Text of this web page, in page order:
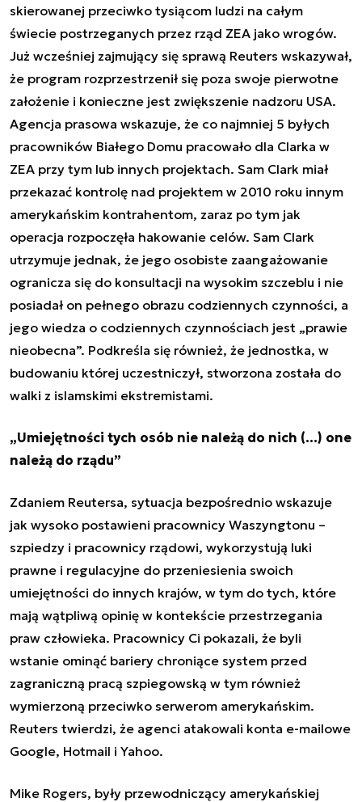
skierowanej przeciwko tysiącom ludzi na całym
świecie postrzeganych przez rząd ZEA jako wrogów.
Już wcześniej zajmujący się sprawą Reuters wskazywał,
że program rozprzestrzenił się poza swoje pierwotne
założenie i konieczne jest zwiększenie nadzoru USA.
Agencja prasowa wskazuje, że co najmniej 5 byłych
pracowników Białego Domu pracowało dla Clarka w
ZEA przy tym lub innych projektach. Sam Clark miał
przekazać kontrolę nad projektem w 2010 roku innym
amerykańskim kontrahentom, zaraz po tym jak
operacja rozpoczęła hakowanie celów. Sam Clark
utrzymuje jednak, że jego osobiste zaangażowanie
ogranicza się do konsultacji na wysokim szczeblu i nie
posiadał on pełnego obrazu codziennych czynności, a
jego wiedza o codziennych czynnościach jest „prawie
nieobecna”. Podkreśla się również, że jednostka, w
budowaniu której uczestniczył, stworzona została do
walki z islamskimi ekstremistami.
„Umiejętności tych osób nie należą do nich (...) one
należą do rządu”
Zdaniem Reutersa, sytuacja bezpośrednio wskazuje
jak wysoko postawieni pracownicy Waszyngtonu –
szpiedzy i pracownicy rządowi, wykorzystują luki
prawne i regulacyjne do przeniesienia swoich
umiejętności do innych krajów, w tym do tych, które
mają wątpliwą opinię w kontekście przestrzegania
praw człowieka. Pracownicy Ci pokazali, że byli
wstanie ominąć bariery chroniące system przed
zagraniczną pracą szpiegowską w tym również
wymierzoną przeciwko serwerom amerykańskim.
Reuters twierdzi, że agenci atakowali konta e-mailowe
Google, Hotmail i Yahoo.
Mike Rogers, były przewodniczący amerykańskiej